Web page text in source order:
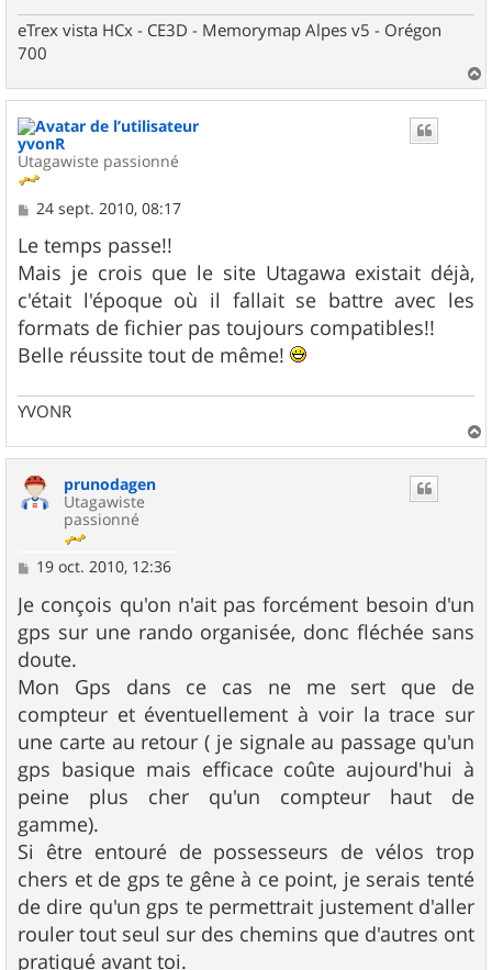
eTrex vista HCx - CE3D - Memorymap Alpes v5 - Orégon
700
a
yvonR
Utagawiste passionné
M
s
s
a
g
e
24 sept. 2010, 08:17
Le temps passe!!
Mais je crois que le site Utagawa existait déjà,
c'était l'époque où il fallait se battre avec les
formats de fichier pas toujours compatibles!!
Belle réussite tout de même!
YVONR
a
prunodagen
Utagawiste
passionné
M
s
s
a
g
e
19 oct. 2010, 12:36
Je conçois qu'on n'ait pas forcément besoin d'un
gps sur une rando organisée, donc fléchée sans
doute.
Mon Gps dans ce cas ne me sert que de
compteur et éventuellement à voir la trace sur
une carte au retour ( je signale au passage qu'un
gps basique mais efficace coûte aujourd'hui à
peine plus cher qu'un compteur haut de
gamme).
Si être entouré de possesseurs de vélos trop
chers et de gps te gêne à ce point, je serais tenté
de dire qu'un gps te permettrait justement d'aller
rouler tout seul sur des chemins que d'autres ont
pratiqué avant toi.